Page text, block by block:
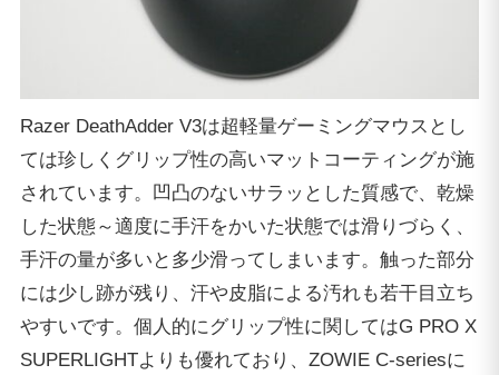
Razer DeathAdder V3は超軽量ゲーミングマウスとし
ては珍しくグリップ性の高いマットコーティングが施
されています。凹凸のないサラッとした質感で、乾燥
した状態～適度に手汗をかいた状態では滑りづらく、
手汗の量が多いと多少滑ってしまいます。触った部分
には少し跡が残り、汗や皮脂による汚れも若干目立ち
やすいです。個人的にグリップ性に関してはG PRO X
SUPERLIGHTよりも優れており、ZOWIE C-seriesに